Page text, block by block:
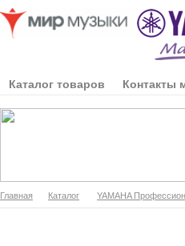
Каталог товаров Контакты
Главная Каталог YAMAHA